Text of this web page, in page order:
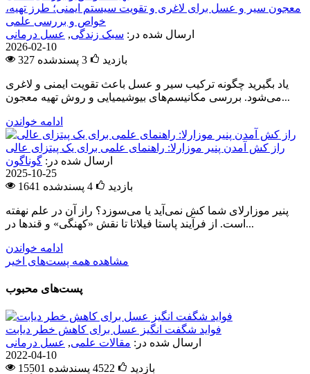
معجون سیر و عسل برای لاغری و تقویت سیستم ایمنی؛ طرز تهیه،
خواص و بررسی علمی
ارسال شده در: سبک زندگی, عسل درمانی
2026-02-10
327 بازدید
3 پسندشده
یاد بگیرید چگونه ترکیب سیر و عسل باعث تقویت ایمنی و لاغری
می‌شود. بررسی مکانیسم‌های بیوشیمیایی و روش تهیه معجون...
ادامه خواندن
راز کش آمدن پنیر موزارلا: راهنمای علمی برای یک پیتزای عالی
ارسال شده در: گوناگون
2025-10-25
1641 بازدید
4 پسندشده
پنیر موزارلای شما کش نمی‌آید یا می‌سوزد؟ راز آن در علم نهفته
است. از فرآیند پاستا فیلاتا تا نقش «کهنگی» و قندها در...
ادامه خواندن
مشاهده همه پست‌های اخیر
پست‌های محبوب
فواید شگفت انگیز عسل برای کاهش خطر دیابت
ارسال شده در: مقالات علمی, عسل درمانی
2022-04-10
15501 بازدید
4522 پسندشده